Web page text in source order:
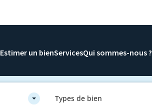
Estimer un bienServicesQui sommes-nous ?
Types de bien